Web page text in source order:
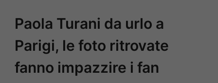
Paola Turani da urlo a
Parigi, le foto ritrovate
fanno impazzire i fan